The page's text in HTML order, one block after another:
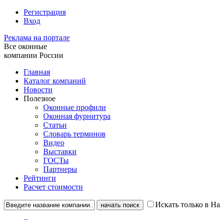
Регистрация
Вход
Реклама на портале
Все оконные
компании России
Главная
Каталог компаний
Новости
Полезное
Оконные профили
Оконная фурнитура
Статьи
Словарь терминов
Видео
Выставки
ГОСТы
Партнеры
Рейтинги
Расчет стоимости
Искать только в